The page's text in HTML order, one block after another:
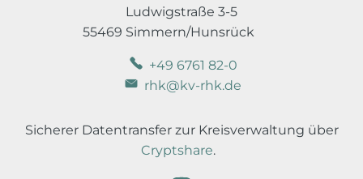
Ludwigstraße 3-5
55469 Simmern/Hunsrück
+49 6761 82-0
rhk@kv-rhk.de
Sicherer Datentransfer zur Kreisverwaltung über
Cryptshare.